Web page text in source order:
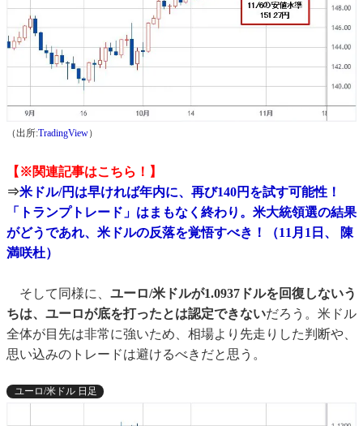
（出所:TradingView）
【※関連記事はこちら！】
⇒米ドル/円は早ければ年内に、再び140円を試す可能性！
「トランプトレード」はまもなく終わり。米大統領選の結果
がどうであれ、米ドルの反落を覚悟すべき！（11月1日、 陳
満咲杜）
そして同様に、 ユーロ/米ドルが1.0937ドルを回復しないう
ちは、ユーロが底を打ったとは認定できないだろう。米ドル
全体が目先は非常に強いため、相場より先走りした判断や、
思い込みのトレードは避けるべきだと思う。
ユーロ/米ドル 日足